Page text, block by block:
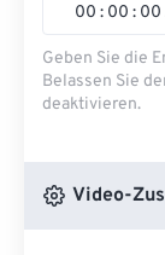
00 : 00 : 00
Geben Sie die
Belassen Sie
deaktivieren.
Video-